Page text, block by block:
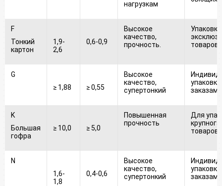
нагрузкам
F
Тонкий
картон
1,9-
2,6
0,6-0,9
Высокое
качество,
прочность.
товаров
G
≥ 1,88
≥ 0,55
Высокое
качество,
супертонкий
заказам
K
Большая
гофра
≥ 10,0 ≥ 5,0
Повышенная
прочность
Для
товаров
N
1,6-
1,8
0,4-0,6
Высокое
качество,
супертонкий
заказам